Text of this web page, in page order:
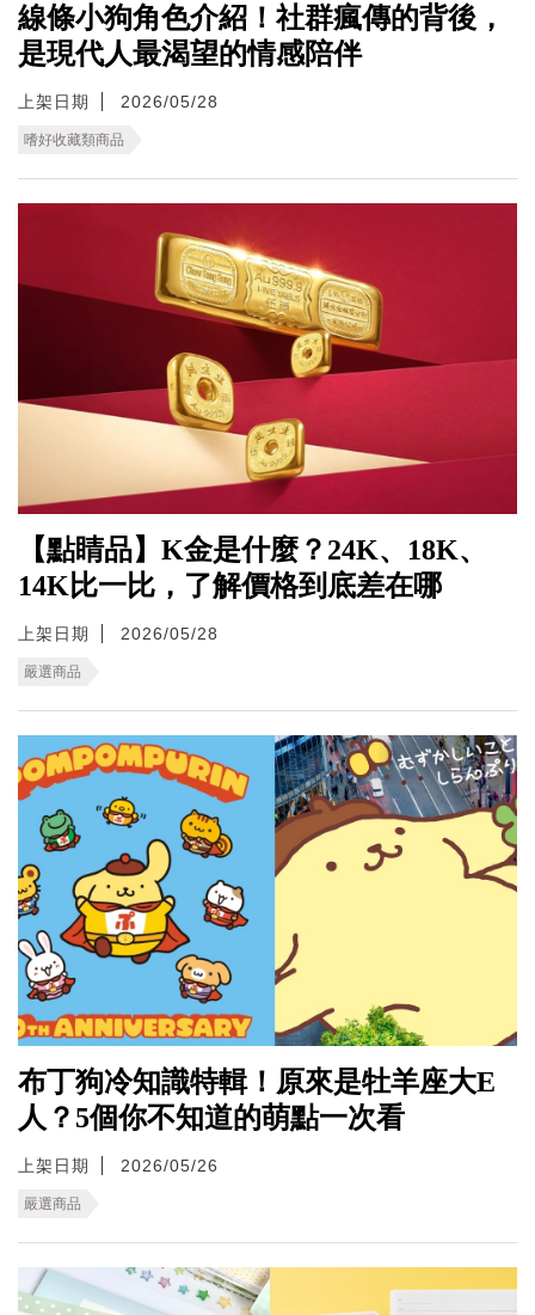
線條小狗角色介紹！社群瘋傳的背後，
是現代人最渴望的情感陪伴
上架日期 2026/05/28
嗜好收藏類商品
【點睛品】K金是什麼？24K、18K、
14K比一比，了解價格到底差在哪
上架日期 2026/05/28
嚴選商品
布丁狗冷知識特輯！原來是牡羊座大E
人？5個你不知道的萌點一次看
上架日期 2026/05/26
嚴選商品